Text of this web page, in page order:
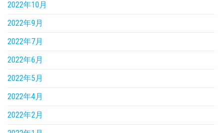
2022年10月
2022年9月
2022年7月
2022年6月
2022年5月
2022年4月
2022年2月